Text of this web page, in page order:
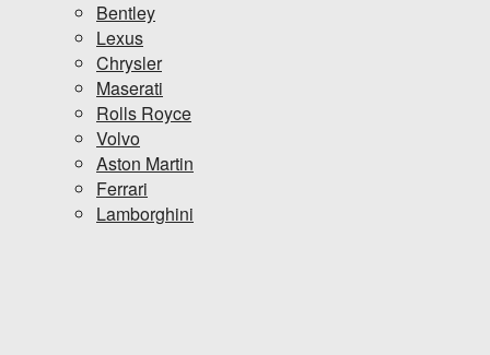
Bentley
Lexus
Chrysler
Maserati
Rolls Royce
Volvo
Aston Martin
Ferrari
Lamborghini